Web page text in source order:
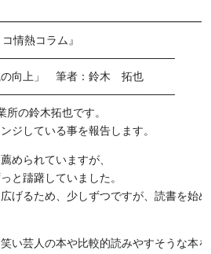
熱コラム』
上」 筆者：鈴木 拓也
の鈴木拓也です。
ジしている事を報告します。
められていますが、
と躊躇していました。
げるため、少しずつですが、読書を始
い芸人の本や比較的読みやすそうな本